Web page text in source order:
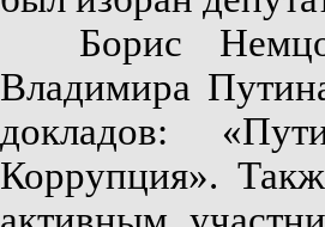
Борис Немцов
Владимира
докладов:
Коррупция».